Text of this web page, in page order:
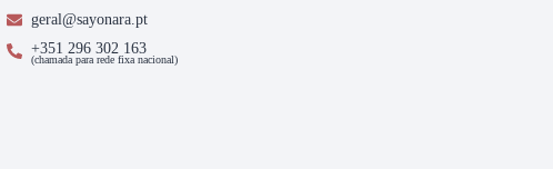
geral@sayonara.pt
+351 296 302 163
(chamada para rede fixa nacional)